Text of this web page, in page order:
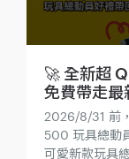
🚀 全新超
免費帶走最
2026/8/31 前
500 玩具總動
可愛新款玩具